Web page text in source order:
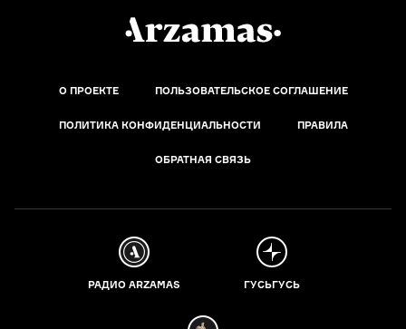
О ПРОЕКТЕ ПОЛЬЗОВАТЕЛЬСКОЕ СОГЛАШЕНИЕ
ПОЛИТИКА КОНФИДЕНЦИАЛЬНОСТИ ПРАВИЛА
ОБРАТНАЯ СВЯЗЬ
РАДИО ARZAMAS ГУСЬГУСЬ